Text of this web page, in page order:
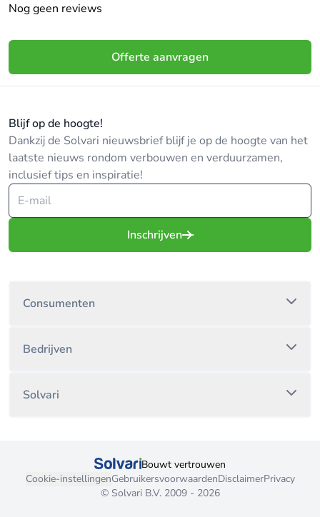
Nog geen reviews
Offerte aanvragen
Blijf op de hoogte!
Dankzij de Solvari nieuwsbrief blijf je op de hoogte van het
laatste nieuws rondom verbouwen en verduurzamen,
inclusief tips en inspiratie!
Inschrijven
Consumenten
Bedrijven
Solvari
Bouwt vertrouwen
Cookie-instellingenGebruikersvoorwaardenDisclaimerPrivacy
© Solvari B.V. 2009 - 2026